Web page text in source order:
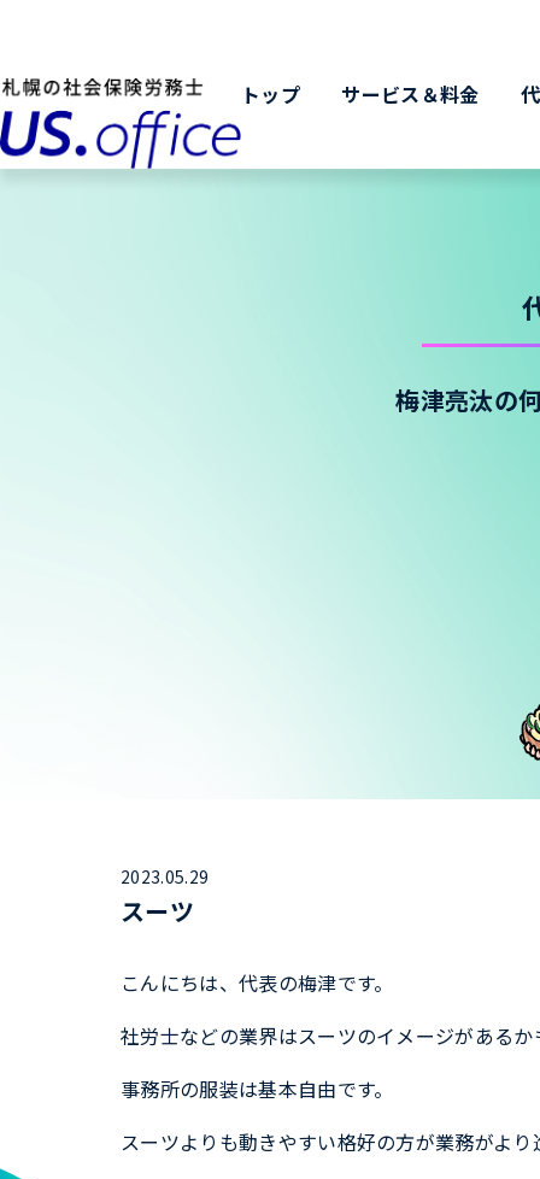
トップ サービス＆料金
梅津亮汰の
2023.05.29
スーツ
こんにちは、代表の梅津です。
社労士などの業界はスーツのイメージがある
事務所の服装は基本自由です。
スーツよりも動きやすい格好の方が業務がよ